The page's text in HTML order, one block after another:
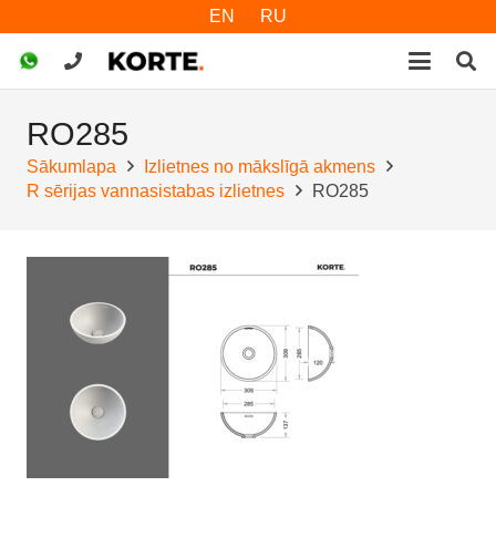
EN RU
RO285
Sākumlapa
Izlietnes no mākslīgā akmens
R sērijas vannasistabas izlietnes
RO285